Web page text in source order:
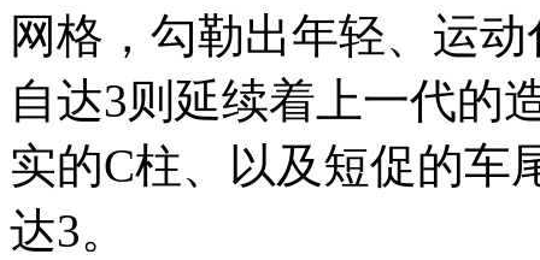
网格，勾勒出年轻、运
自达3则延续着上一代的
实的C柱、以及短促的车
达3。